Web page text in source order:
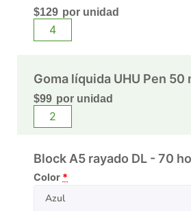
$129 por unidad
Goma líquida UHU Pen 50
$99 por unidad
Block A5 rayado DL - 70
Color *